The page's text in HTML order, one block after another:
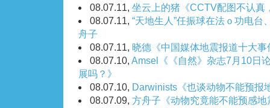
08.07.11, 坐云上的猪《CCTV配图不认真
08.07.11, “天地生人”任振球在法ｏ功电台
舟子
08.07.11, 晓德《中国媒体地震报道十大事
08.07.10, Amsel《《自然》杂志7月10日
展吗？》
08.07.10, Darwinists《也谈动物不能预报
08.07.09, 方舟子《动物究竟能不能预感地